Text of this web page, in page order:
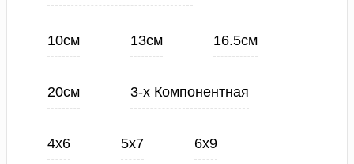
10см 13см 16.5см
20см 3-х Компонентная
4х6 5х7 6х9